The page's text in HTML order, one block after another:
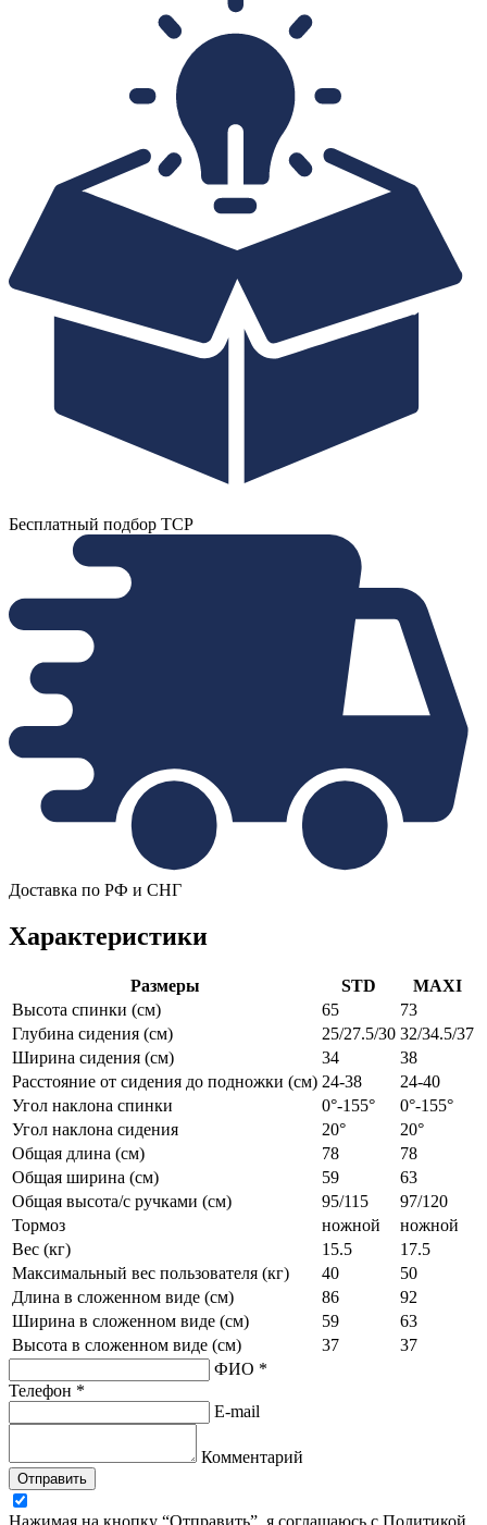
Бесплатный подбор ТСР
Доставка по РФ и СНГ
Характеристики
Размеры STD
MAXI
Высота спинки (см)
65
73
Глубина сидения (см)
25/27.5/30 32/34.5/37
Ширина сидения (см)
34
38
Расстояние от сидения до подножки (см) 24-38
24-40
Угол наклона спинки
0°-155°
0°-155°
Угол наклона сидения
20°
20°
Общая длина (см)
78
78
Общая ширина (см)
59
63
Общая высота/с ручками (см)
95/115
97/120
Тормоз
ножной
ножной
Вес (кг)
15.5
17.5
Максимальный вес пользователя (кг)
40
50
Длина в сложенном виде (см)
86
92
Ширина в сложенном виде (см)
59
63
Высота в сложенном виде (см)
37
37
ФИО *
Телефон *
E-mail
Комментарий
Отправить
Нажимая на кнопку “Отправить”, я соглашаюсь с Политикой